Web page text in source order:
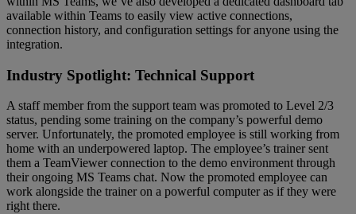
available within Teams to easily view active connections,
connection history, and configuration settings for anyone using the
integration.
Industry Spotlight: Technical Support
A staff member from the support team was promoted to Level 2/3
status, pending some training on the company’s powerful demo
server. Unfortunately, the promoted employee is still working from
home with an underpowered laptop. The employee’s trainer sent
them a TeamViewer connection to the demo environment through
their ongoing MS Teams chat. Now the promoted employee can
work alongside the trainer on a powerful computer as if they were
right there.